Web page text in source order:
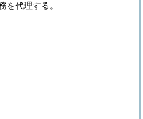
代理する。